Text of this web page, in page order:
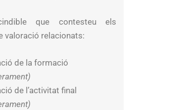
que contesteu els
valoració relacionats:
de la formació
de l’activitat final